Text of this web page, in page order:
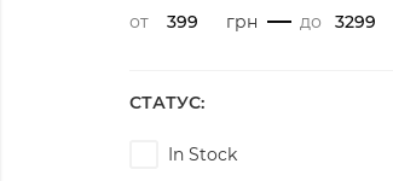
от грн - до
СТАТУС:
In Stock